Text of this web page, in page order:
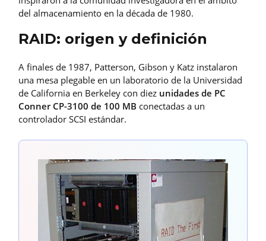
del almacenamiento en la década de 1980.
RAID: origen y definición
A finales de 1987, Patterson, Gibson y Katz instalaron
una mesa plegable en un laboratorio de la Universidad
de California en Berkeley con diez unidades de PC
Conner CP-3100 de 100 MB conectadas a un
controlador SCSI estándar.